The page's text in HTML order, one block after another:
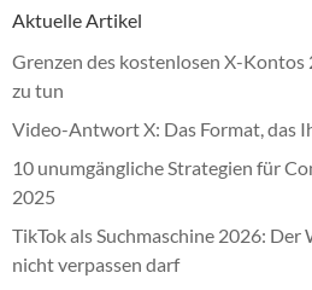
Aktuelle Artikel
Grenzen des kostenlosen X-
zu tun
Video-Antwort X: Das Format, das
10 unumgängliche Strategien für
2025
TikTok als Suchmaschine 2026: Der
nicht verpassen darf